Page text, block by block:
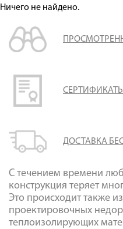
Оплата
Доставка
Сотрудничество
Контакты
Ничего не найдено.
ДОСТАВКА
С течением времени
конструкция теряет
Это происходит также
проектировочных
теплоизолирующих